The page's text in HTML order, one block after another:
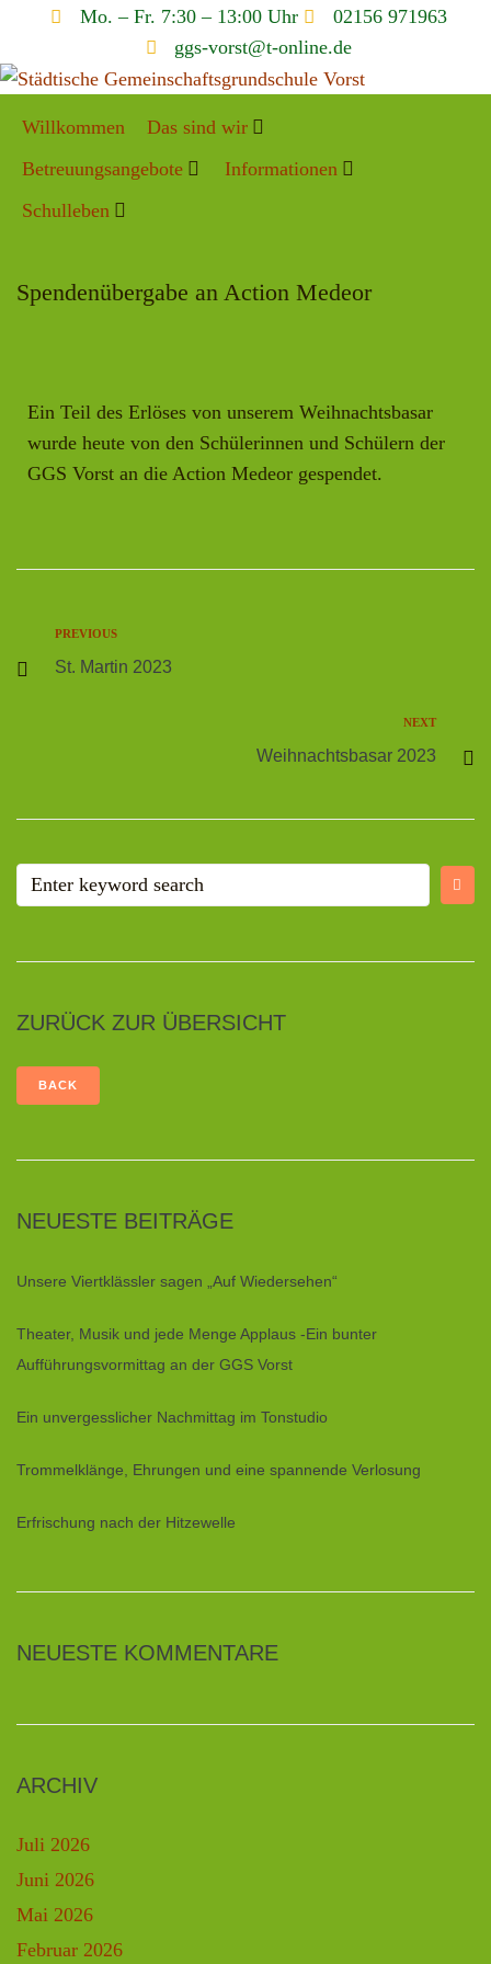
Mo. – Fr. 7:30 – 13:00 Uhr
02156 971963
ggs-vorst@t-online.de
Willkommen
Das sind wir
Betreuungsangebote
Informationen
Schulleben
Spendenübergabe an Action Medeor
Ein Teil des Erlöses von unserem Weihnachtsbasar
wurde heute von den Schülerinnen und Schülern der
GGS Vorst an die Action Medeor gespendet.
PREVIOUS
St. Martin 2023
NEXT
Weihnachtsbasar 2023
ZURÜCK ZUR ÜBERSICHT
NEUESTE BEITRÄGE
Unsere Viertklässler sagen „Auf Wiedersehen“
Theater, Musik und jede Menge Applaus -Ein bunter
Aufführungsvormittag an der GGS Vorst
Ein unvergesslicher Nachmittag im Tonstudio
Trommelklänge, Ehrungen und eine spannende Verlosung
Erfrischung nach der Hitzewelle
NEUESTE KOMMENTARE
ARCHIV
Juli 2026
Juni 2026
Mai 2026
Februar 2026